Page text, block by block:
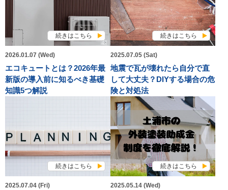
続きはこちら
2026.01.07 (Wed)
エコキュートとは？2026年最
新版の導入前に知るべき基礎
知識5つ解説
続きはこちら
2025.07.05 (Sat)
地震で瓦が壊れたら自分で直
して大丈夫？DIYする場合の危
険と対処法
続きはこちら
2025.07.04 (Fri)
続きはこちら
2025.05.14 (Wed)